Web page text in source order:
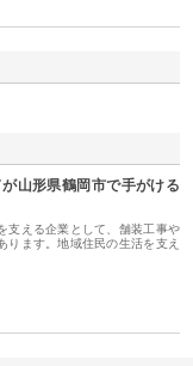
山形県鶴岡市で手がける
支える企業として、舗装工事や
ります。地域住民の生活を支え